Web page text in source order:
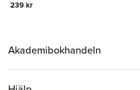
239 kr
Akademibokhandeln